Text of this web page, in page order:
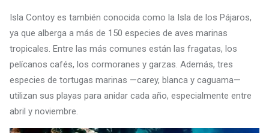
Isla Contoy es también conocida como la Isla de los Pájaros,
ya que alberga a más de 150 especies de aves marinas
tropicales. Entre las más comunes están las fragatas, los
pelícanos cafés, los cormoranes y garzas. Además, tres
especies de tortugas marinas —carey, blanca y caguama—
utilizan sus playas para anidar cada año, especialmente entre
abril y noviembre.